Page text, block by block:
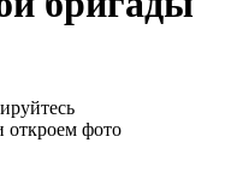
откроем фото